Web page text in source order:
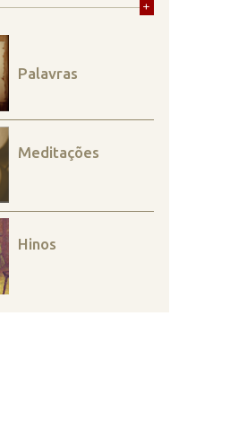
+
Palavras
Meditações
Hinos